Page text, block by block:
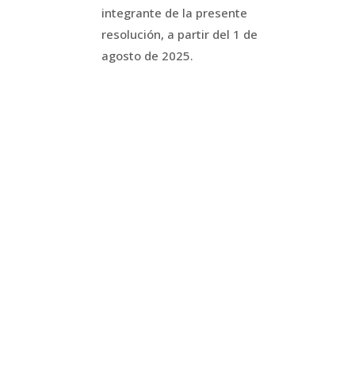
integrante de la presente
resolución, a partir del 1 de
agosto de 2025.